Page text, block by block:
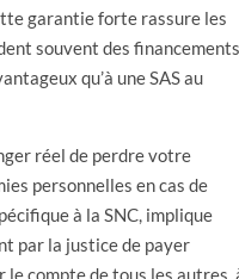
garantie forte rassure les
souvent des financements
qu’à une SAS au
réel de perdre votre
personnelles en cas de
à la SNC, implique
par la justice de payer
compte de tous les autres,